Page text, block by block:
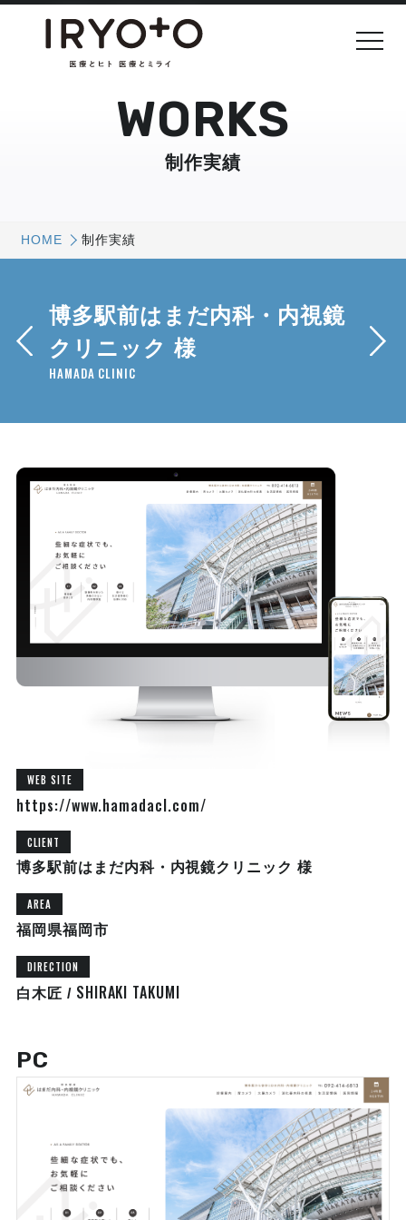
WORKS
制作実績
HOME 制作実績
博多駅前はまだ内科・内視鏡
クリニック 様
HAMADA CLINIC
WEB SITE
https://www.hamadacl.com/
CLIENT
博多駅前はまだ内科・内視鏡クリニック 様
AREA
福岡県福岡市
DIRECTION
白木匠 / SHIRAKI TAKUMI
PC